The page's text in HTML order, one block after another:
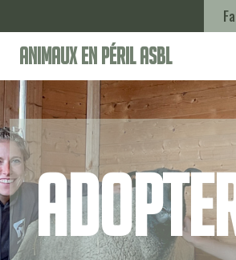
Animaux en Péril ASBL